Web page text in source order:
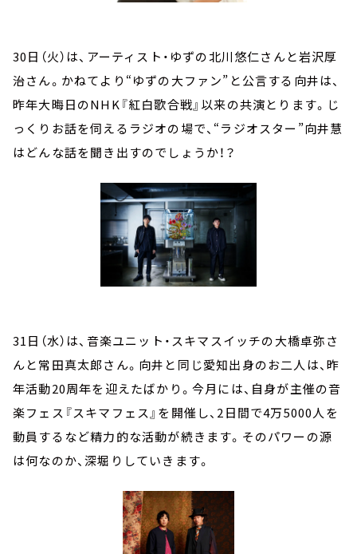
30日（火）は、アーティスト・ゆずの北川悠仁さんと岩沢厚
治さん。かねてより“ゆずの大ファン”と公言する向井は、
昨年大晦日のNHK『紅白歌合戦』以来の共演とります。じ
っくりお話を伺えるラジオの場で、“ラジオスター”向井慧
はどんな話を聞き出すのでしょうか！？
31日（水）は、音楽ユニット・スキマスイッチの大橋卓弥さ
んと常田真太郎さん。向井と同じ愛知出身のお二人は、昨
年活動20周年を迎えたばかり。今月には、自身が主催の音
楽フェス『スキマフェス』を開催し、2日間で4万5000人を
動員するなど精力的な活動が続きます。そのパワーの源
は何なのか、深堀りしていきます。